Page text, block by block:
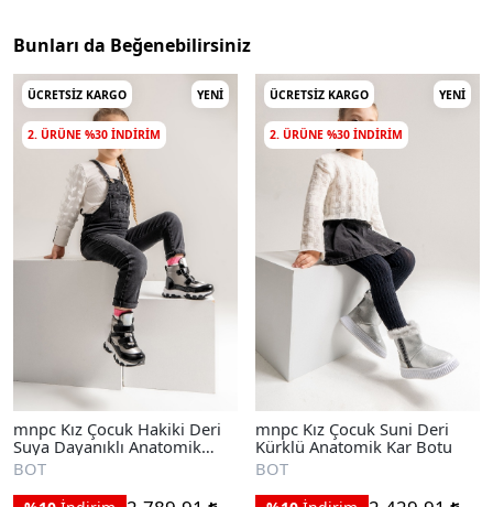
Bunları da Beğenebilirsiniz
ÜCRETSIZ KARGO YENI
2. ÜRÜNE %30 INDIRIM
mnpc Kız Çocuk Hakiki Deri
Suya Dayanıklı Anatomik
Günlük Bot
BOT
ÜCRETSIZ KARGO YENI
2. ÜRÜNE %30 INDIRIM
mnpc Kız Çocuk Suni Deri
Kürklü Anatomik Kar Botu
BOT